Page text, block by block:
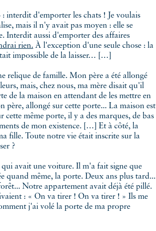
mais il n'y avait pas moyen : elle se
Interdit aussi d'emporter des affaires
rien. À l'exception d'une seule chose : la
impossible de la laisser… […]
relique de famille. Mon père a été allongé
mais, chez nous, ma mère disait qu'il
de la maison en attendant de les mettre en
père, allongé sur cette porte... La maison est
cette même porte, il y a des marques, de bas
de mon existence. […] Et à côté, la
fille. Toute notre vie était inscrite sur la
?
qui avait une voiture. Il m'a fait signe que
quand même, la porte. Deux ans plus tard...
Notre appartement avait déjà été pillé.
: « On va tirer ! On va tirer ! » Ils me
j'ai volé la porte de ma propre